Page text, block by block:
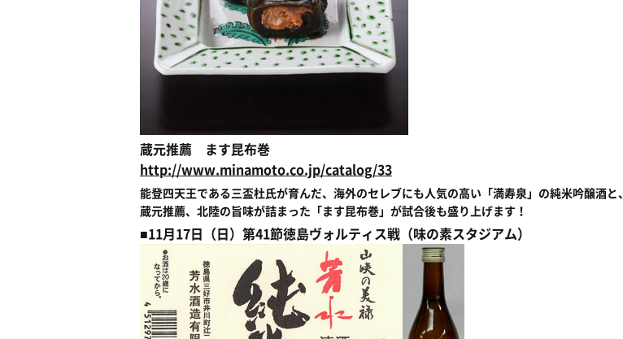
蔵元推薦 ます昆布巻
http://www.minamoto.co.jp/catalog/33
能登四天王である三盃杜氏が育んだ、海外のセレブにも人気の高い「満寿泉」の純米吟醸酒と、
蔵元推薦、北陸の旨味が詰まった「ます昆布巻」が試合後も盛り上げます！
■11月17日（日）第41節徳島ヴォルティス戦（味の素スタジアム）